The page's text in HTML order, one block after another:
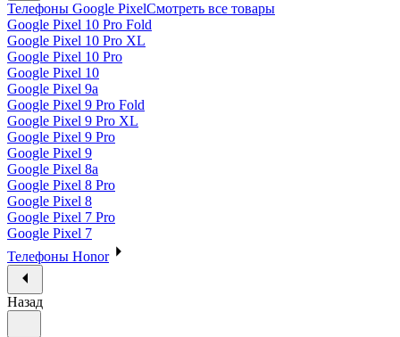
Телефоны Google PixelСмотреть все товары
Google Pixel 10 Pro Fold
Google Pixel 10 Pro XL
Google Pixel 10 Pro
Google Pixel 10
Google Pixel 9a
Google Pixel 9 Pro Fold
Google Pixel 9 Pro XL
Google Pixel 9 Pro
Google Pixel 9
Google Pixel 8a
Google Pixel 8 Pro
Google Pixel 8
Google Pixel 7 Pro
Google Pixel 7
Телефоны Honor
Назад